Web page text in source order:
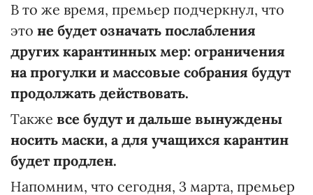
В то же время, премьер подчеркнул, что
это не будет означать послабления
других карантинных мер: ограничения
на прогулки и массовые собрания будут
продолжать действовать.
Также все будут и дальше вынуждены
носить маски, а для учащихся карантин
будет продлен.
Напомним, что сегодня, 3 марта, премьер